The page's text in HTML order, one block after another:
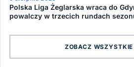
Polska Liga Żeglarska wraca do
powalczy w trzecich rundach
ZOBACZ WSZYSTKIE